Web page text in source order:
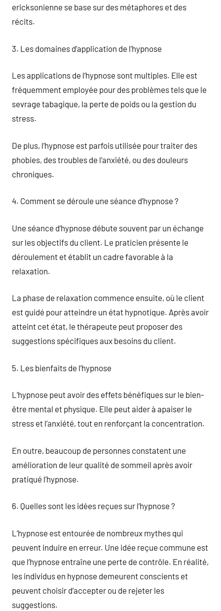
ericksonienne se base sur des métaphores et des
récits.
3. Les domaines d’application de l’hypnose
Les applications de l’hypnose sont multiples. Elle est
fréquemment employée pour des problèmes tels que le
sevrage tabagique, la perte de poids ou la gestion du
stress.
De plus, l’hypnose est parfois utilisée pour traiter des
phobies, des troubles de l’anxiété, ou des douleurs
chroniques.
4. Comment se déroule une séance d’hypnose ?
Une séance d’hypnose débute souvent par un échange
sur les objectifs du client. Le praticien présente le
déroulement et établit un cadre favorable à la
relaxation.
La phase de relaxation commence ensuite, où le client
est guidé pour atteindre un état hypnotique. Après avoir
atteint cet état, le thérapeute peut proposer des
suggestions spécifiques aux besoins du client.
5. Les bienfaits de l’hypnose
L’hypnose peut avoir des effets bénéfiques sur le bien-
être mental et physique. Elle peut aider à apaiser le
stress et l’anxiété, tout en renforçant la concentration.
En outre, beaucoup de personnes constatent une
amélioration de leur qualité de sommeil après avoir
pratiqué l’hypnose.
6. Quelles sont les idées reçues sur l’hypnose ?
L’hypnose est entourée de nombreux mythes qui
peuvent induire en erreur. Une idée reçue commune est
que l’hypnose entraîne une perte de contrôle. En réalité,
les individus en hypnose demeurent conscients et
peuvent choisir d’accepter ou de rejeter les
suggestions.